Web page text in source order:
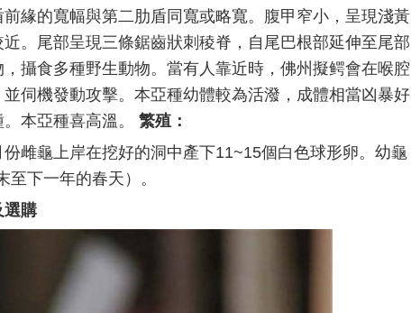
緣的寬幅與第二肋盾同寬或略寬。腹甲窄小，呈現淺黃
。尾部呈現三條鋸齒狀刺稜脊，自尾巴根部延伸至尾部
攝食多種野生動物。當有人靠近時，佛州擬鳄會在喉腔
伺機發動攻擊。本亞種幼體較為活潑，成體相當凶暴好
本亞種喜高溫。 繁殖：
雌龜上岸在挖好的洞中產下11~15個白色球形卵。幼龜
下一年的春天）。
選購